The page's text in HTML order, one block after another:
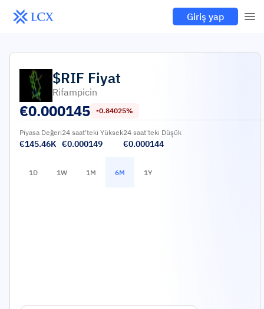
Giriş yap
$RIF Fiyat
Rifampicin
€0.000145 -0.84025%
Piyasa Değeri
€145.46K
24 saat'teki Yüksek
€0.000149
24 saat'teki Düşük
€0.000144
1D 1W 1M 6M 1Y